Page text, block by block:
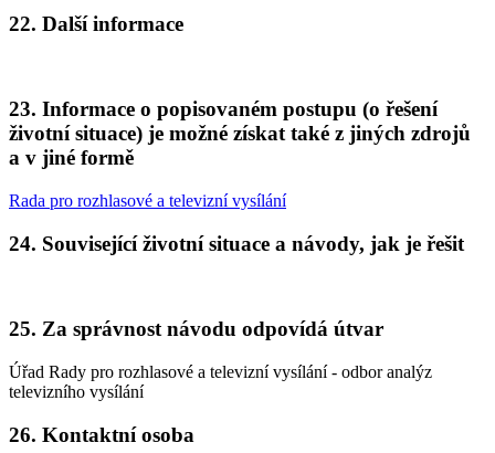
22. Další informace
23. Informace o popisovaném postupu (o řešení
životní situace) je možné získat také z jiných zdrojů
a v jiné formě
Rada pro rozhlasové a televizní vysílání
24. Související životní situace a návody, jak je řešit
25. Za správnost návodu odpovídá útvar
Úřad Rady pro rozhlasové a televizní vysílání - odbor analýz
televizního vysílání
26. Kontaktní osoba